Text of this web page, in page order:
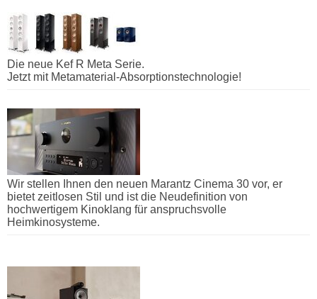
Die neue Kef R Meta Serie.
Jetzt mit Metamaterial-Absorptionstechnologie!
Wir stellen Ihnen den neuen Marantz Cinema 30 vor, er
bietet zeitlosen Stil und ist die Neudefinition von
hochwertigem Kinoklang für anspruchsvolle
Heimkinosysteme.